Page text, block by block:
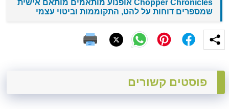
Chopper Chronicles אופנוע מותאמים מותאם אישית
שמספרים דוחות על להט, התקוממות וביטוי עצמי
פוסטים קשורים